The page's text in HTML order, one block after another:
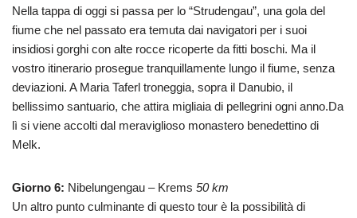
Nella tappa di oggi si passa per lo “Strudengau”, una gola del
fiume che nel passato era temuta dai navigatori per i suoi
insidiosi gorghi con alte rocce ricoperte da fitti boschi. Ma il
vostro itinerario prosegue tranquillamente lungo il fiume, senza
deviazioni. A Maria Taferl troneggia, sopra il Danubio, il
bellissimo santuario, che attira migliaia di pellegrini ogni anno.Da
lì si viene accolti dal meraviglioso monastero benedettino di
Melk.
Giorno 6: Nibelungengau – Krems 50 km
Un altro punto culminante di questo tour è la possibilità di